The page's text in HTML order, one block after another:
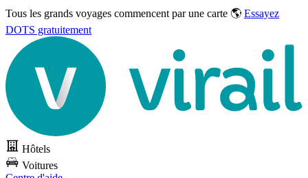
Tous les grands voyages commencent par une carte 🌎 Essayez
DOTS gratuitement
Hôtels
Voitures